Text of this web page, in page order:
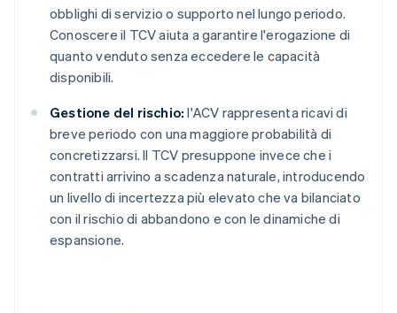
obblighi di servizio o supporto nel lungo periodo.
Conoscere il TCV aiuta a garantire l'erogazione di
quanto venduto senza eccedere le capacità
disponibili.
Gestione del rischio: l'ACV rappresenta ricavi di
breve periodo con una maggiore probabilità di
concretizzarsi. Il TCV presuppone invece che i
contratti arrivino a scadenza naturale, introducendo
un livello di incertezza più elevato che va bilanciato
con il rischio di abbandono e con le dinamiche di
espansione.